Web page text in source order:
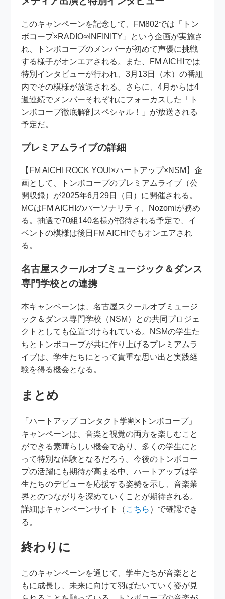
このキャンペーンを記念して、FM802では「トン
ボコープ×RADIO∞INFINITY」という企画が実施さ
れ、トンボコープのメンバーが初めて声優に挑戦
する様子がオンエアされる。また、FM AICHIでは
特別インタビューが行われ、3月13日（木）の番組
内でその模様が放送される。さらに、4月からは4
週連続でメンバーそれぞれにフォーカスした「ト
ンボコープ徹底解剖スペシャル！」が放送される
予定だ。
プレミアムライブの詳細
【FM AICHI ROCK YOU!×ハートアップ×NSM】企
画として、トンボコープのプレミアムライブ（公
開収録）が2025年6月29日（日）に開催される。
MCはFM AICHIのパーソナリティ、Nozomiが務め
る。抽選で70組140名様が招待される予定で、イ
ベントの模様は後日FM AICHIでもオンエアされ
る。
名古屋スクールオブミュージック＆ダンス
専門学校との連携
本キャンペーンは、名古屋スクールオブミュージ
ック＆ダンス専門学校（NSM）との共同プロジェ
クトとしても位置づけられている。NSMの学生た
ちとトンボコープが共に作り上げるプレミアムラ
イブは、学生たちにとって貴重な思い出と実践経
験を得る機会となる。
まとめ
「ハートアップ コンタクト学割×トンボコープ」
キャンペーンは、音楽と視覚の両方を楽しむこと
ができる素晴らしい機会であり、多くの学生にと
って特別な体験となるだろう。今後のトンボコー
プの活躍にも期待が高まる中、ハートアップは学
生たちのデビューを応援する姿勢を示し、音楽業
界とのつながりを深めていくことが期待される。
詳細はキャンペーンサイト（ こちら ）で確認でき
る。
終わりに
このキャンペーンを通じて、学生たちが音楽とと
もに成長し、未来に向けて羽ばたいていく姿が見